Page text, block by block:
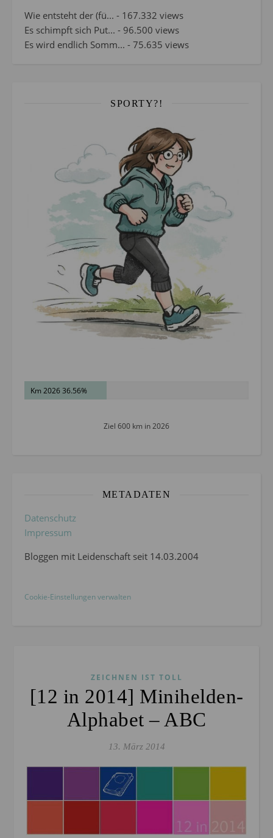
Wie entsteht der (fü... - 167.332 views
Es schimpft sich Put... - 96.500 views
Es wird endlich Somm... - 75.635 views
SPORTY?!
Km 2026 36.56%
Ziel 600 km in 2026
METADATEN
Datenschutz
Impressum
Bloggen mit Leidenschaft seit 14.03.2004
Cookie-Einstellungen verwalten
ZEICHNEN IST TOLL
[12 in 2014] Minihelden-
Alphabet – ABC
13. März 2014